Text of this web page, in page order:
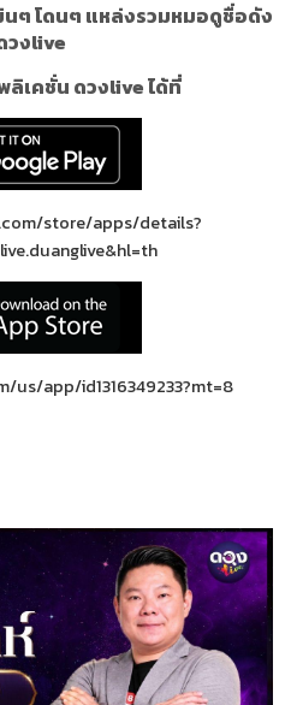
ๆ โดนๆ แหล่งรวมหมอดูชื่อดัง
วงlive
เคชั่น ดวงlive ได้ที่
store/apps/details?
app/id1316349233?mt=8